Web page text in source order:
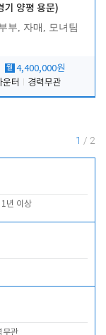
기 양평 용문)
부, 자매, 모녀팀
월 4,400,000원
터
경력무관
1 / 2
1년 이상
무관